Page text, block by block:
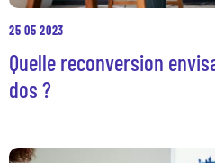
25 05 2023
Quelle reconversion
dos ?